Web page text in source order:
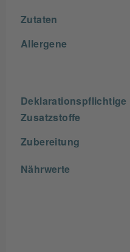
Zutaten
Allergene
Deklarationspflichtige
Zusatzstoffe
Zubereitung
Nährwerte